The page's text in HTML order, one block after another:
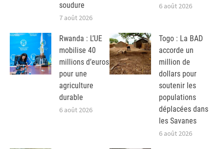
soudure
7 août 2026
6 août 2026
Rwanda : L’UE
mobilise 40
millions d’euros
pour une
agriculture
durable
6 août 2026
Togo : La BAD
accorde un
million de
dollars pour
soutenir les
populations
déplacées dans
les Savanes
6 août 2026